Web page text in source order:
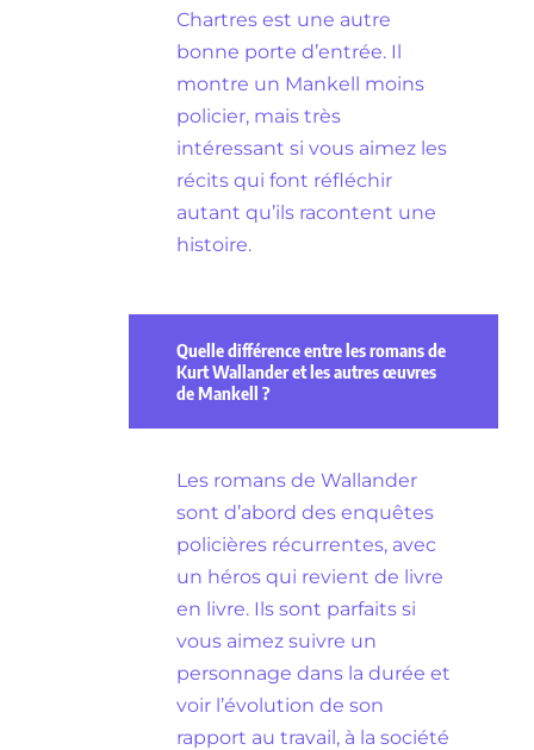
Chartres est une autre
bonne porte d’entrée. Il
montre un Mankell moins
policier, mais très
intéressant si vous aimez les
récits qui font réfléchir
autant qu’ils racontent une
histoire.
Quelle différence entre les romans de
Kurt Wallander et les autres œuvres
de Mankell ?
Les romans de Wallander
sont d’abord des enquêtes
policières récurrentes, avec
un héros qui revient de livre
en livre. Ils sont parfaits si
vous aimez suivre un
personnage dans la durée et
voir l’évolution de son
rapport au travail, à la société